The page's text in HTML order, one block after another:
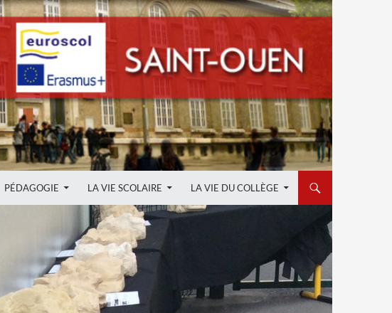
PÉDAGOGIE LA VIE SCOLAIRE LA VIE DU COLLÈGE